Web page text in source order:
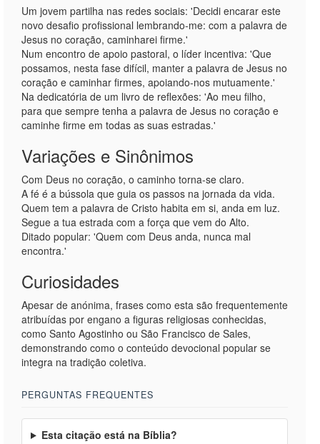
Um jovem partilha nas redes sociais: 'Decidi encarar este
novo desafio profissional lembrando-me: com a palavra de
Jesus no coração, caminharei firme.'
Num encontro de apoio pastoral, o líder incentiva: 'Que
possamos, nesta fase difícil, manter a palavra de Jesus no
coração e caminhar firmes, apoiando-nos mutuamente.'
Na dedicatória de um livro de reflexões: 'Ao meu filho,
para que sempre tenha a palavra de Jesus no coração e
caminhe firme em todas as suas estradas.'
Variações e Sinônimos
Com Deus no coração, o caminho torna-se claro.
A fé é a bússola que guia os passos na jornada da vida.
Quem tem a palavra de Cristo habita em si, anda em luz.
Segue a tua estrada com a força que vem do Alto.
Ditado popular: 'Quem com Deus anda, nunca mal
encontra.'
Curiosidades
Apesar de anónima, frases como esta são frequentemente
atribuídas por engano a figuras religiosas conhecidas,
como Santo Agostinho ou São Francisco de Sales,
demonstrando como o conteúdo devocional popular se
integra na tradição coletiva.
PERGUNTAS FREQUENTES
Esta citação está na Bíblia?